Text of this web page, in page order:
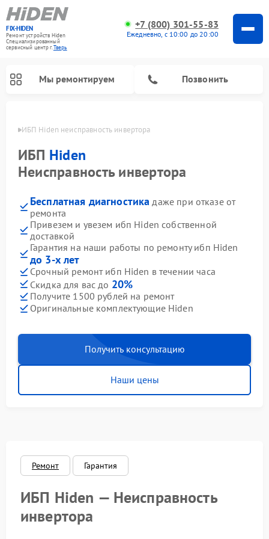
FIX-HIDEN
Ремонт устройств Hiden
Специализированный
cервисный центр г.Тверь
+7 (800) 301-55-83
Ежедневно, с 10:00 до 20:00
Мы ремонтируем Позвонить
ИБП Hiden неисправность инвертора
ИБП Hiden
Неисправность инвертора
Бесплатная диагностика даже при отказе от
ремонта
Привезем и увезем ибп Hiden собственной
доставкой
Гарантия на наши работы по ремонту ибп Hiden
до 3-х лет
Срочный ремонт ибп Hiden в течении часа
Скидка для вас до 20%
Получите 1500 рублей на ремонт
Оригинальные комплектующие Hiden
Получить консультацию
Наши цены
Ремонт Гарантия
ИБП Hiden — Неисправность
инвертора